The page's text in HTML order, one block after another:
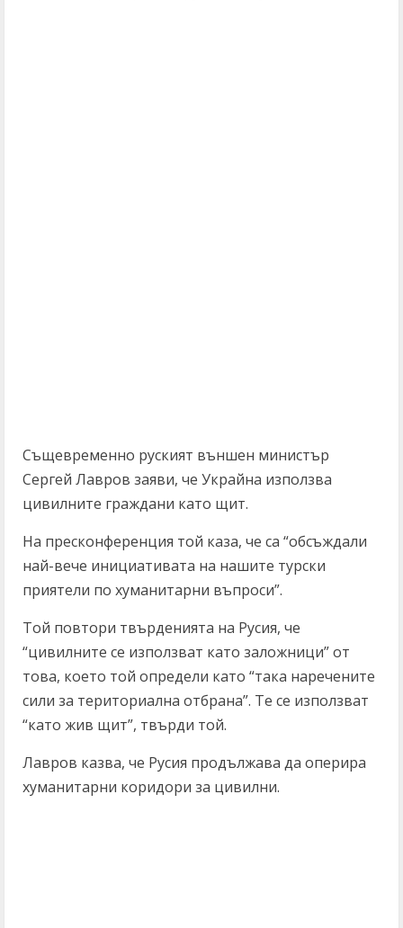
Същевременно руският външен министър
Сергей Лавров заяви, че Украйна използва
цивилните граждани като щит.
На пресконференция той каза, че са “обсъждали
най-вече инициативата на нашите турски
приятели по хуманитарни въпроси”.
Той повтори твърденията на Русия, че
“цивилните се използват като заложници” от
това, което той определи като “така наречените
сили за териториална отбрана”. Те се използват
“като жив щит”, твърди той.
Лавров казва, че Русия продължава да оперира
хуманитарни коридори за цивилни.